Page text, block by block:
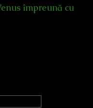
împreună cu